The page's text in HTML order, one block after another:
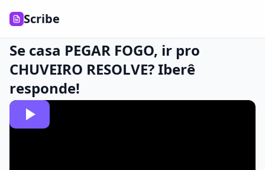
Scribe
Se casa PEGAR FOGO, ir pro
CHUVEIRO RESOLVE? Iberê
responde!